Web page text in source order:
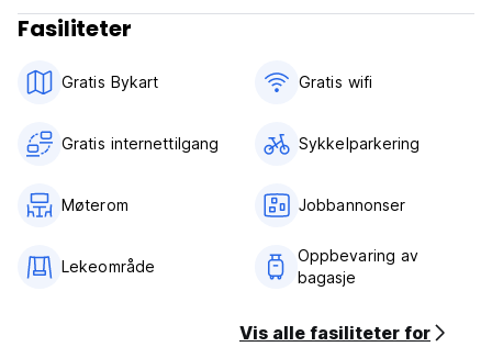
Fasiliteter
Gratis Bykart Gratis wifi‎
Gratis internettilgang Sykkelparkering
Møterom Jobbannonser
Lekeområde
Oppbevaring av
bagasje
Vis alle fasiliteter for